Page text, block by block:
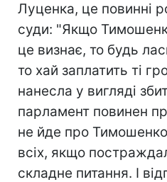
Луценка, це повинні
суди: "Якщо
це визнає, то будь
то хай заплатить ті
нанесла у вигляді
парламент повинен
не йде про
всіх, якщо
складне питання. І